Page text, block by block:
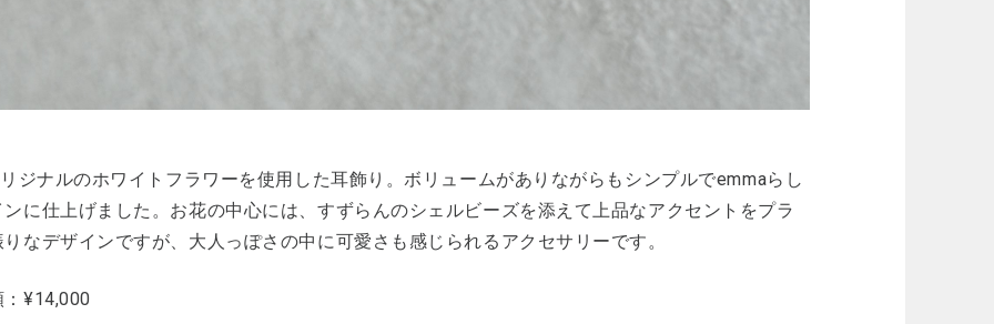
ジナルのホワイトフラワーを使用した耳飾り。ボリュームがありながらもシンプルでemmaらし
に仕上げました。お花の中心には、すずらんのシェルビーズを添えて上品なアクセントをプラ
なデザインですが、大人っぽさの中に可愛さも感じられるアクセサリーです。
：¥14,000